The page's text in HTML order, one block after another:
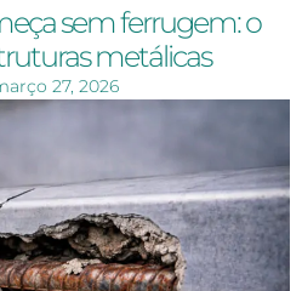
sem ferrugem: o
metálicas
27, 2026